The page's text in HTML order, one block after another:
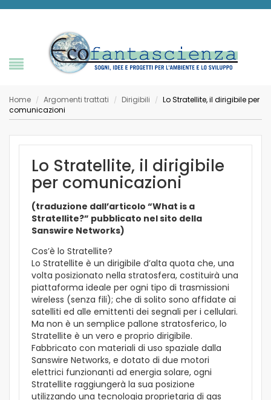
Home / Argomenti trattati / Dirigibili / Lo Stratellite, il dirigibile per
comunicazioni
Lo Stratellite, il dirigibile
per comunicazioni
(traduzione dall’articolo “What is a
Stratellite?” pubblicato nel sito della
Sanswire Networks)
Cos’è lo Stratellite?
Lo Stratellite è un dirigibile d’alta quota che, una
volta posizionato nella stratosfera, costituirà una
piattaforma ideale per ogni tipo di trasmissioni
wireless (senza fili); che di solito sono affidate ai
satelliti ed alle emittenti dei segnali per i cellulari.
Ma non è un semplice pallone stratosferico, lo
Stratellite è un vero e proprio dirigibile.
Fabbricato con materiali di uso spaziale dalla
Sanswire Networks, e dotato di due motori
elettrici funzionanti ad energia solare, ogni
Stratellite raggiungerà la sua posizione
utilizzando una tecnologia proprietaria di gas